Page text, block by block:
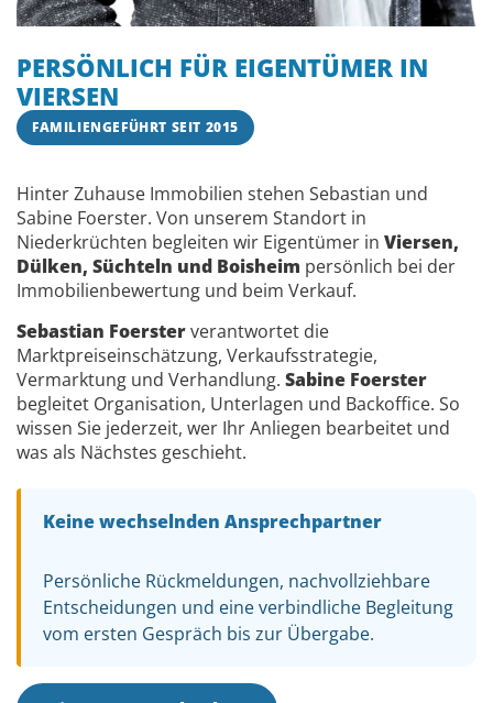
PERSÖNLICH FÜR EIGENTÜMER IN
VIERSEN
FAMILIENGEFÜHRT SEIT 2015
Hinter Zuhause Immobilien stehen Sebastian und
Sabine Foerster. Von unserem Standort in
Niederkrüchten begleiten wir Eigentümer in Viersen,
Dülken, Süchteln und Boisheim persönlich bei der
Immobilienbewertung und beim Verkauf.
Sebastian Foersterverantwortet die
Marktpreiseinschätzung, Verkaufsstrategie,
Vermarktung und Verhandlung. Sabine Foerster
begleitet Organisation, Unterlagen und Backoffice. So
wissen Sie jederzeit, wer Ihr Anliegen bearbeitet und
was als Nächstes geschieht.
Keine wechselnden Ansprechpartner
Persönliche Rückmeldungen, nachvollziehbare
Entscheidungen und eine verbindliche Begleitung
vom ersten Gespräch bis zur Übergabe.